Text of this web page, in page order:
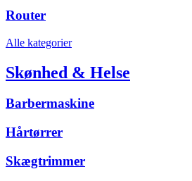
Router
Alle kategorier
Skønhed & Helse
Barbermaskine
Hårtørrer
Skægtrimmer